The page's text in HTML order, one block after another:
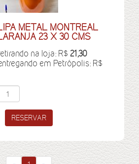
METAL MONTREAL
23 X 30 CMS
na loja: R$ 21,30
em Petrópolis: R$